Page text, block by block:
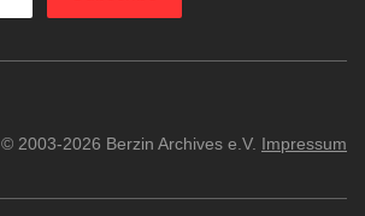
© 2003-2026 Berzin Archives e.V. Impressum